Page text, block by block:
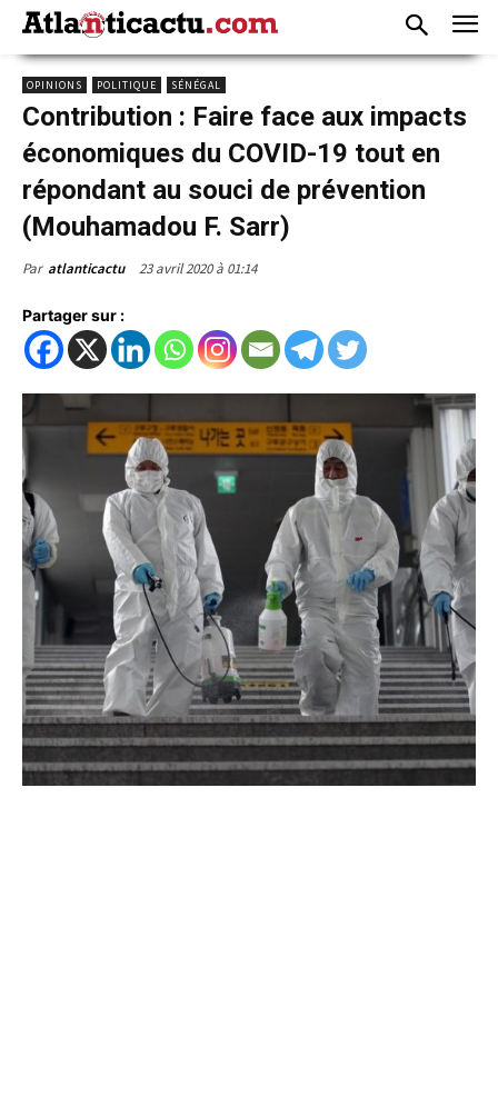
OPINIONS POLITIQUE SÉNÉGAL
Contribution : Faire face aux impacts
économiques du COVID-19 tout en
répondant au souci de prévention
(Mouhamadou F. Sarr)
Par atlanticactu 23 avril 2020 à 01:14
Partager sur :